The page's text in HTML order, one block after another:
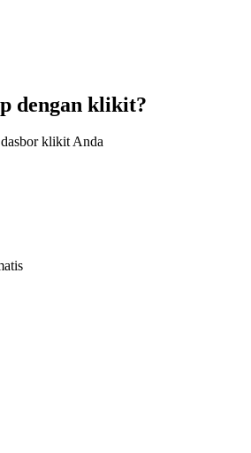
dengan klikit?
klikit Anda